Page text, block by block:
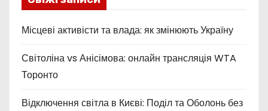
Місцеві активісти та влада: як змінюють Україну
Світоліна vs Анісімова: онлайн трансляція WTA
Торонто
Відключення світла в Києві: Поділ та Оболонь без